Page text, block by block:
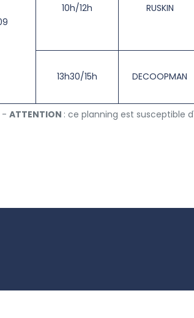
-ATTENTION : ce planning est susceptible
10h/12h RUSKIN
13h30/15h DECOOPMAN